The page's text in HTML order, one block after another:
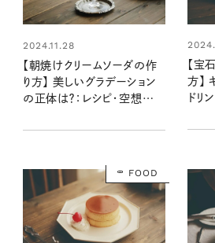
2024.11.28
【朝焼けクリームソーダの作
り方】 美しいグラデーション
の正体は？：レシピ・空想喫
【宝
方】
ドリ
FOOD